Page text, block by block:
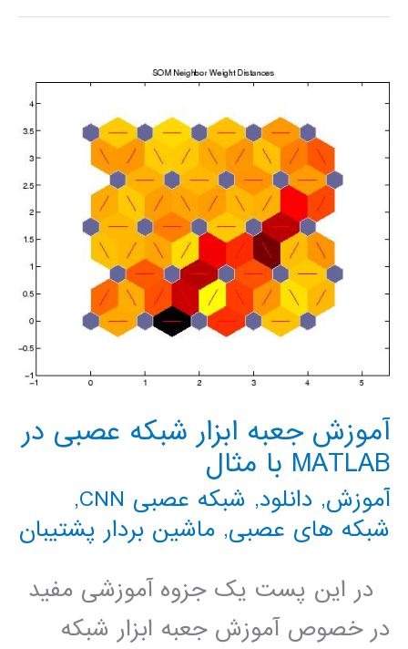
آموزش جعبه ابزار شبکه عصبی در
MATLAB با مثال
آموزش, دانلود, شبکه عصبی CNN
,
شبکه های عصبی, ماشین بردار پشتیبان
در این پست یک جزوه آموزشی مفید
در خصوص آموزش جعبه ابزار شبکه